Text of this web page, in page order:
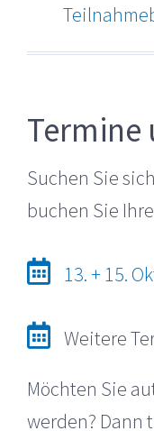
Termine
Suchen Sie
buchen Sie
13. + 15.
Weitere
Möchten Sie
werden? Dann